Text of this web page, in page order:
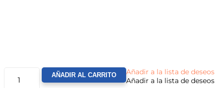
INDUSTRIAL
CANTIDAD
AÑADIR AL CARRITO
Añadir a la lista de deseos
Añadir a la lista de deseos